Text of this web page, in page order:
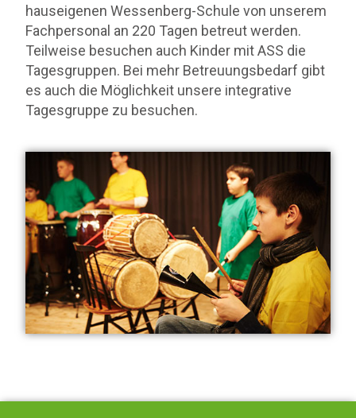
hauseigenen Wessenberg-Schule von unserem
Fachpersonal an 220 Tagen betreut werden.
Teilweise besuchen auch Kinder mit ASS die
Tagesgruppen. Bei mehr Betreuungsbedarf gibt
es auch die Möglichkeit unsere integrative
Tagesgruppe zu besuchen.